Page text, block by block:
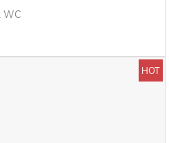
WC
HOT